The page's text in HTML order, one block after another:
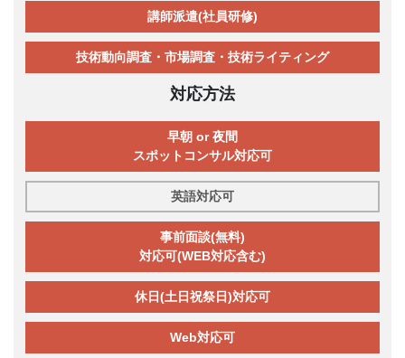
講師派遣(社員研修)
技術動向調査・市場調査・技術ライティング
対応方法
早朝 or 夜間
スポットコンサル対応可
英語対応可
事前面談(無料)
対応可(WEB対応含む)
休日(土日祝祭日)対応可
Web対応可